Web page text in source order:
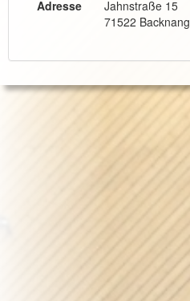
Adresse
Jahnstraße 15
71522 Backnang